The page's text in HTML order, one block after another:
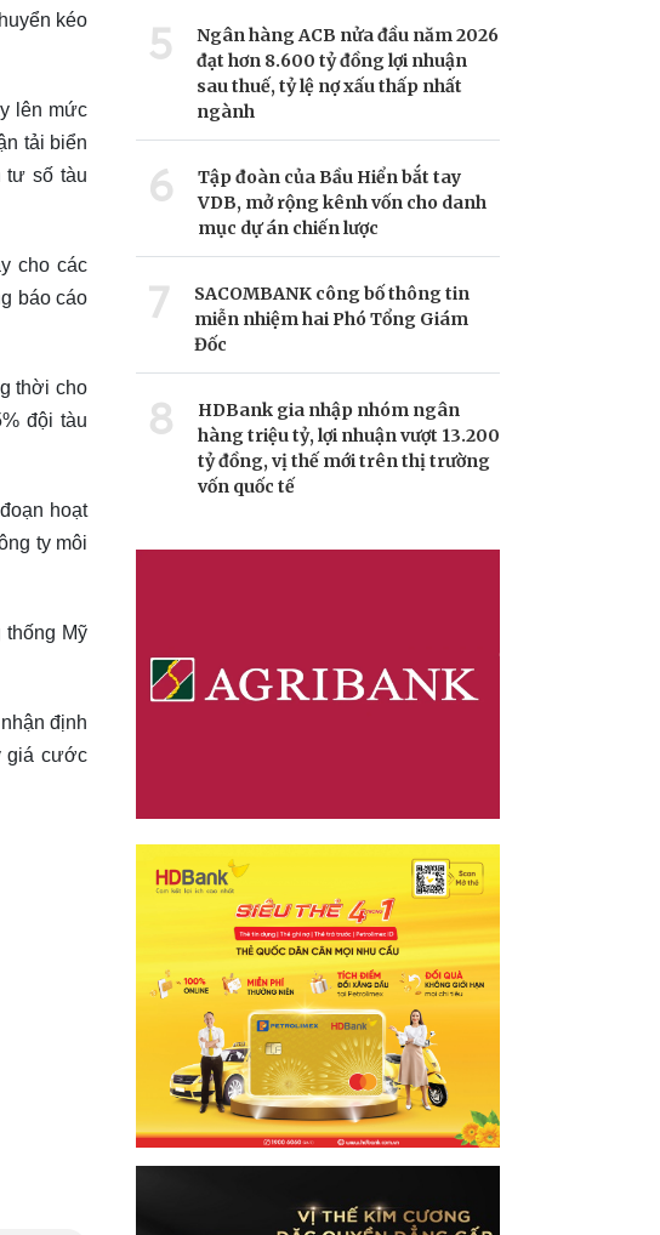
kéo
lên mức
tải biển
tư số tàu
cho các
báo cáo
thời cho
đội tàu
hoạt
ty môi
Mỹ
định
giá cước
5
Ngân hàng ACB nửa đầu năm 2026
đạt hơn 8.600 tỷ đồng lợi nhuận
sau thuế, tỷ lệ nợ xấu thấp nhất
ngành
6
Tập đoàn của Bầu Hiển bắt tay
VDB, mở rộng kênh vốn cho danh
mục dự án chiến lược
7
SACOMBANK công bố thông tin
miễn nhiệm hai Phó Tổng Giám
Đốc
8
HDBank gia nhập nhóm ngân
hàng triệu tỷ, lợi nhuận vượt 13.200
tỷ đồng, vị thế mới trên thị trường
vốn quốc tế